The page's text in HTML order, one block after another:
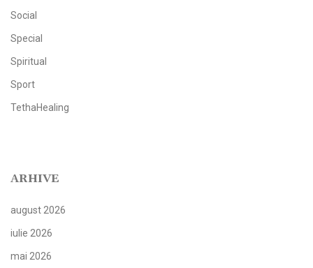
Social
Special
Spiritual
Sport
TethaHealing
ARHIVE
august 2026
iulie 2026
mai 2026